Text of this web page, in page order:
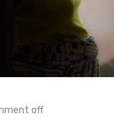
off